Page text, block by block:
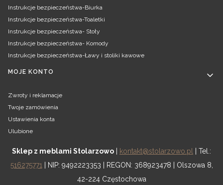
Instrukcje bezpieczeństwa-Biurka
Instrukcje bezpieczeństwa-Toaletki
Instrukcje bezpieczeństwa- Stoły
Instrukcje bezpieczeństwa- Komody
Instrukcje bezpieczeństwa-Ławy i stoliki kawowe
MOJE KONTO
Zwroty i reklamacje
Twoje zamówienia
Ustawienia konta
Ulubione
Sklep z meblami Stolarzowo kontakt@stolarzowo.pl
| Tel.:
516275771 | NIP: 9492223353 | REGON: 368923478 | Olszowa 8,
42-224 Częstochowa